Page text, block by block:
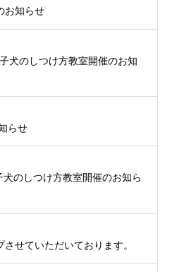
お知らせ
犬のしつけ方教室開催のお知
らせ
のしつけ方教室開催のお知ら
せていただいております。